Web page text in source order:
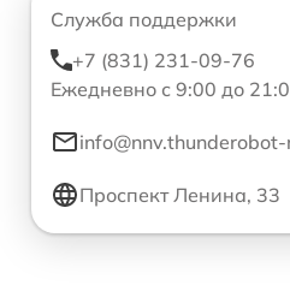
Служба поддержки
+7 (831) 231-09-76
Ежедневно с 9:00 до
Проспект Ленина, 33